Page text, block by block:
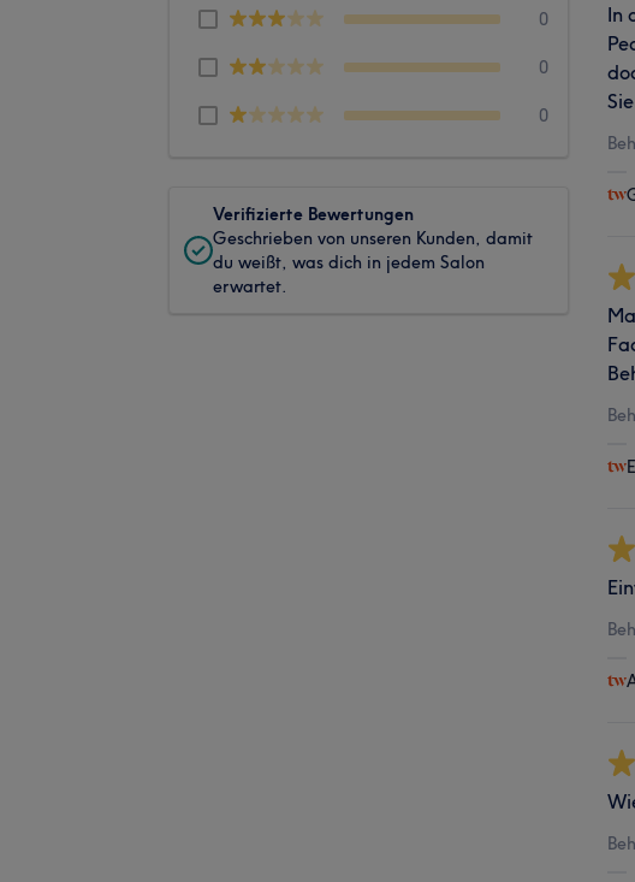
0
0
0
Verifizierte Bewertungen
Geschrieben von unseren Kunden, damit
du weißt, was dich in jedem Salon
erwartet.
In